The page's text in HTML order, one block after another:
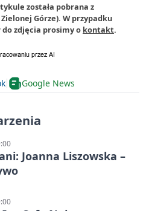
została pobrana z
Górze). W przypadku
zdjęcia prosimy o kontakt.
Google News
Joanna Liszowska –